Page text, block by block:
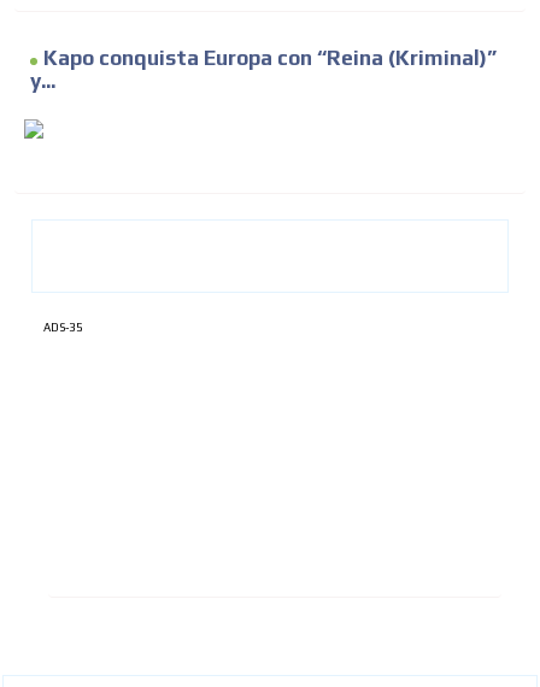
Kapo conquista Europa con “Reina (Kriminal)”
y...
ADS-35